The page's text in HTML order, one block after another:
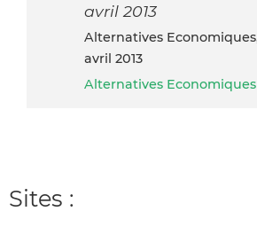
avril 2013
Alternatives Economiques, Paris, France,
avril 2013
Alternatives Economiques
Sites :